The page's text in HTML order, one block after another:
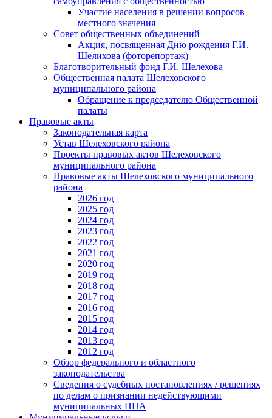
Участие населения в решении вопросов
местного значения
Совет общественных объединений
Акция, посвященная Дню рождения Г.И.
Шелихова (фоторепортаж)
Благотворительный фонд Г.И. Шелехова
Общественная палата Шелеховского
муниципального района
Обращение к председателю Общественной
палаты
Правовые акты
Законодательная карта
Устав Шелеховского района
Проекты правовых актов Шелеховского
муниципального района
Правовые акты Шелеховского муниципального
района
2026 год
2025 год
2024 год
2023 год
2022 год
2021 год
2020 год
2019 год
2018 год
2017 год
2016 год
2015 год
2014 год
2013 год
2012 год
Обзор федерального и областного
законодательства
Сведения о судебных постановлениях / решениях
по делам о признании недействующими
муниципальных НПА